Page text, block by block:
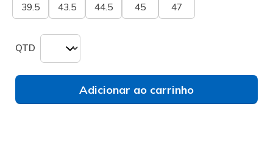
39.5 43.5 44.5 45 47
QTD
Adicionar ao carrinho